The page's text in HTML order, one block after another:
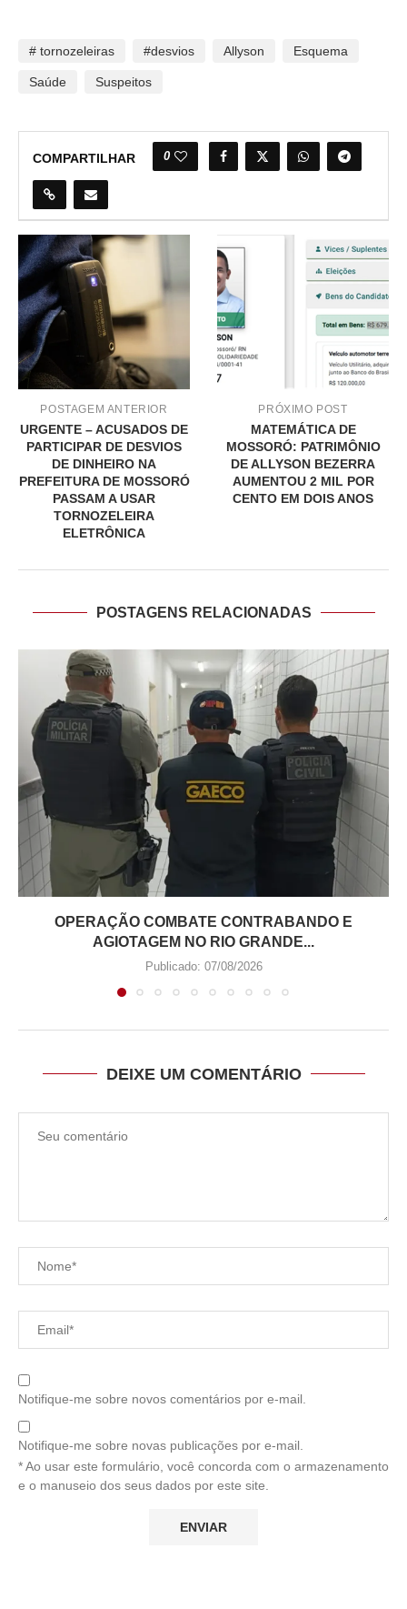
# tornozeleiras #desvios Allyson Esquema
Saúde Suspeitos
COMPARTILHAR 0
POSTAGEM ANTERIOR
URGENTE – ACUSADOS DE
PARTICIPAR DE DESVIOS
DE DINHEIRO NA
PREFEITURA DE MOSSORÓ
PASSAM A USAR
TORNOZELEIRA
ELETRÔNICA
PRÓXIMO POST
MATEMÁTICA DE
MOSSORÓ: PATRIMÔNIO
DE ALLYSON BEZERRA
AUMENTOU 2 MIL POR
CENTO EM DOIS ANOS
POSTAGENS RELACIONADAS
OPERAÇÃO COMBATE CONTRABANDO E
AGIOTAGEM NO RIO GRANDE...
Publicado: 07/08/2026
DEIXE UM COMENTÁRIO
Notifique-me sobre novos comentários por e-mail.
Notifique-me sobre novas publicações por e-mail.
* Ao usar este formulário, você concorda com o armazenamento
e o manuseio dos seus dados por este site.